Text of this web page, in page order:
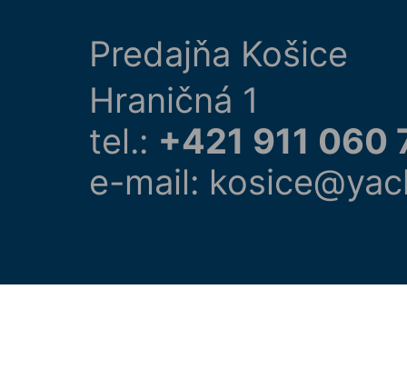
Predajňa Košice
Hraničná 1
tel.: +421 911 060
e-mail: